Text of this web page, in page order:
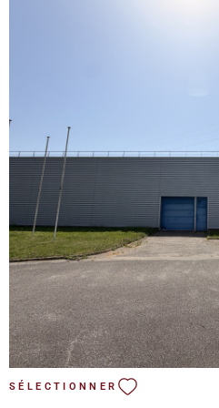
charge du locataire : 25%HT du
VOIR
SÉLECTIONNER